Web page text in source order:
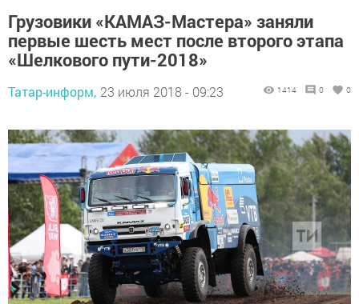
Грузовики «КАМАЗ-Мастера» заняли
первые шесть мест после второго этапа
«Шелкового пути-2018»
Татар-информ, 23 июля 2018 - 09:23 1414 0 0